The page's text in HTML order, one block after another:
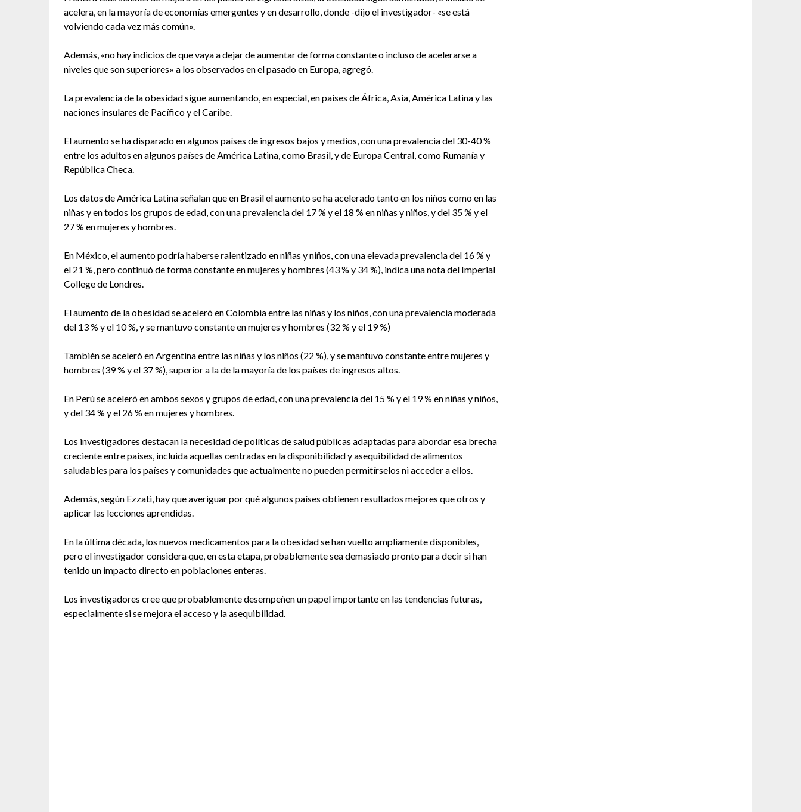
acelera, en la mayoría de economías emergentes y en desarrollo, donde -dijo el investigador- «se está
volviendo cada vez más común».
Además, «no hay indicios de que vaya a dejar de aumentar de forma constante o incluso de acelerarse a
niveles que son superiores» a los observados en el pasado en Europa, agregó.
La prevalencia de la obesidad sigue aumentando, en especial, en países de África, Asia, América Latina y las
naciones insulares de Pacífico y el Caribe.
El aumento se ha disparado en algunos países de ingresos bajos y medios, con una prevalencia del 30-40 %
entre los adultos en algunos países de América Latina, como Brasil, y de Europa Central, como Rumanía y
República Checa.
Los datos de América Latina señalan que en Brasil el aumento se ha acelerado tanto en los niños como en las
niñas y en todos los grupos de edad, con una prevalencia del 17 % y el 18 % en niñas y niños, y del 35 % y el
27 % en mujeres y hombres.
En México, el aumento podría haberse ralentizado en niñas y niños, con una elevada prevalencia del 16 % y
el 21 %, pero continuó de forma constante en mujeres y hombres (43 % y 34 %), indica una nota del Imperial
College de Londres.
El aumento de la obesidad se aceleró en Colombia entre las niñas y los niños, con una prevalencia moderada
del 13 % y el 10 %, y se mantuvo constante en mujeres y hombres (32 % y el 19 %)
También se aceleró en Argentina entre las niñas y los niños (22 %), y se mantuvo constante entre mujeres y
hombres (39 % y el 37 %), superior a la de la mayoría de los países de ingresos altos.
En Perú se aceleró en ambos sexos y grupos de edad, con una prevalencia del 15 % y el 19 % en niñas y niños,
y del 34 % y el 26 % en mujeres y hombres.
Los investigadores destacan la necesidad de políticas de salud públicas adaptadas para abordar esa brecha
creciente entre países, incluida aquellas centradas en la disponibilidad y asequibilidad de alimentos
saludables para los países y comunidades que actualmente no pueden permitírselos ni acceder a ellos.
Además, según Ezzati, hay que averiguar por qué algunos países obtienen resultados mejores que otros y
aplicar las lecciones aprendidas.
En la última década, los nuevos medicamentos para la obesidad se han vuelto ampliamente disponibles,
pero el investigador considera que, en esta etapa, probablemente sea demasiado pronto para decir si han
tenido un impacto directo en poblaciones enteras.
Los investigadores cree que probablemente desempeñen un papel importante en las tendencias futuras,
especialmente si se mejora el acceso y la asequibilidad.